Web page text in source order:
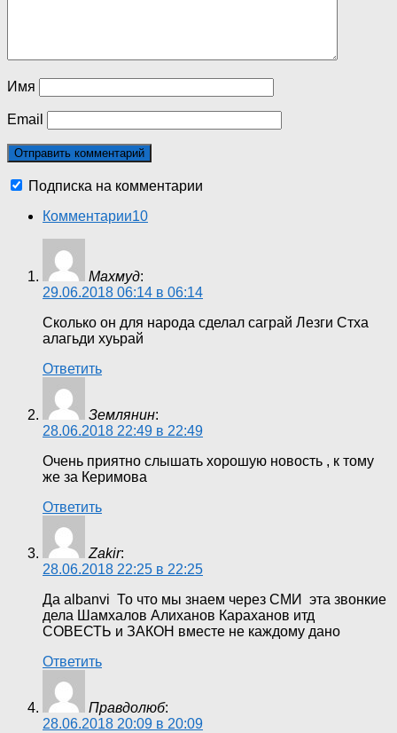
Имя
Email
Подписка на комментарии
Комментарии10
Махмуд:
29.06.2018 06:14 в 06:14
Сколько он для народа сделал саграй Лезги Стха
алагьди хуьрай
Ответить
Землянин:
28.06.2018 22:49 в 22:49
Очень приятно слышать хорошую новость , к тому
же за Керимова
Ответить
Zakir:
28.06.2018 22:25 в 22:25
Да albanvi То что мы знаем через СМИ эта звонкие
дела Шамхалов Алиханов Караханов итд
СОВЕСТЬ и ЗАКОН вместе не каждому дано
Ответить
Правдолюб:
28.06.2018 20:09 в 20:09